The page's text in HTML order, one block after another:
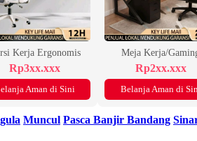
Kerja Ergonomis
Rp3xx.xxx
Aman di Sini
Meja Kerja/
Rp2xx.xxx
Belanja Aman di
Muncul Pasca Banjir Bandang